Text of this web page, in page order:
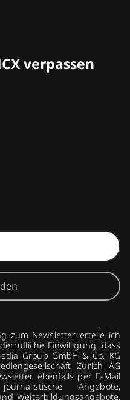
verpassen
zum Newsletter erteile ich
Einwilligung, dass
Group GmbH & Co. KG
Zürich AG
ebenfalls per E-Mail
Angebote,
Weiterbildungsangebote,